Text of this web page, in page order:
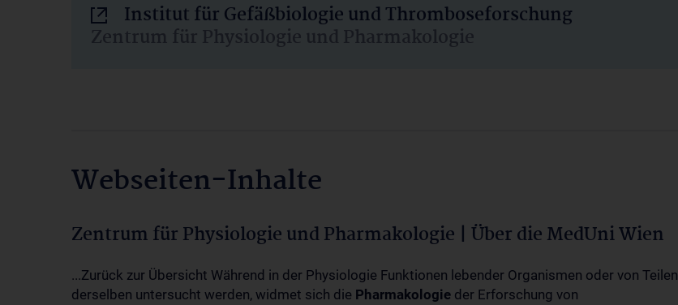
Institut für Gefäßbiologie und Thromboseforschung
Zentrum für Physiologie und Pharmakologie
Webseiten-Inhalte
Zentrum für Physiologie und Pharmakologie | Über die MedUni Wien
...Zurück zur Übersicht Während in der Physiologie Funktionen lebender Organismen oder von Teilen
derselben untersucht werden, widmet sich die Pharmakologie der Erforschung von